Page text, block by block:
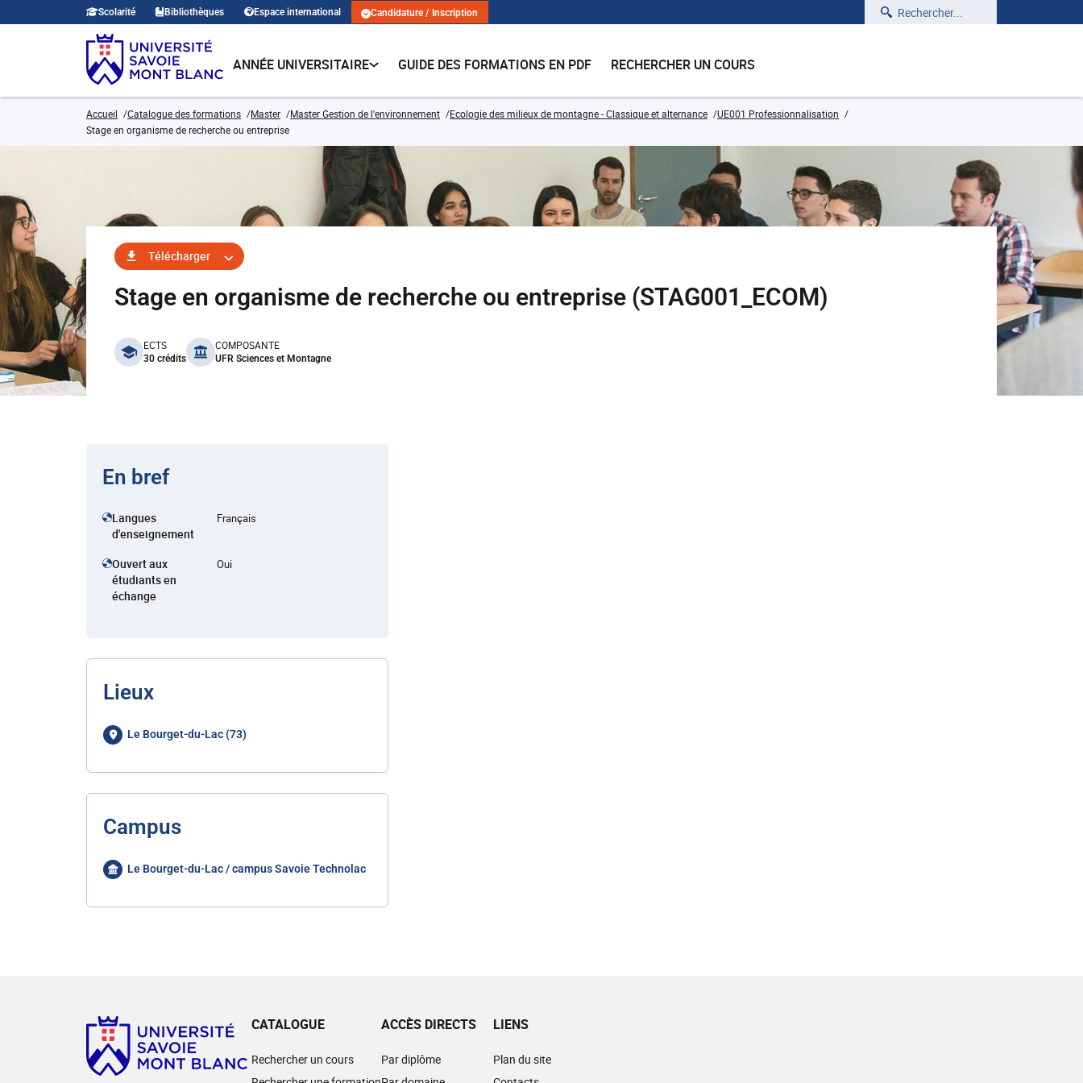
Scolarité Bibliothèques Espace international Candidature / Inscription Rechercher
ANNÉE UNIVERSITAIRE GUIDE DES FORMATIONS EN PDF RECHERCHER UN COURS
Accueil Catalogue des formations Master Master Gestion de l'environnement Ecologie des milieux de montagne - Classique et alternance
UE001 Professionnalisation
Stage en organisme de recherche ou entreprise
Télécharger
Stage en organisme de recherche ou entreprise (STAG001_ECOM)
benefits
ECTS
30 crédits
COMPOSANTE
UFR Sciences et Montagne
En bref
Langues
d'enseignement
Français
Ouvert aux
étudiants en
échange
Oui
Lieux
Le Bourget-du-Lac (73)
Campus
Le Bourget-du-Lac / campus Savoie Technolac
CATALOGUE
Rechercher un cours
ACCÈS DIRECTS
Par diplôme
LIENS
Plan du site